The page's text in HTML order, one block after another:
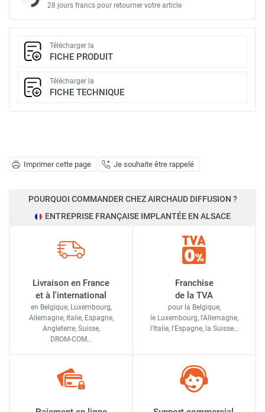
Imprimer cette page Je souhaite être rappelé
28 jours francs pour retourner votre article
Télécharger la
FICHE PRODUIT
Télécharger la
FICHE TECHNIQUE
POURQUOI COMMANDER CHEZ AIRCHAUD DIFFUSION ?
ENTREPRISE FRANÇAISE IMPLANTÉE EN ALSACE
Livraison en France
et à l'international
en Belgique, Luxembourg,
Allemagne, Italie, Espagne,
Angleterre, Suisse,
DROM-COM…
Franchise
de la TVA
pour la Belgique,
le Luxembourg, l'Allemagne,
l'Italie, l'Espagne, la Suisse…